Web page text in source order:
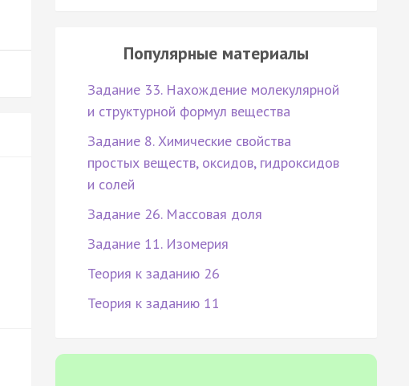
Популярные материалы
Задание 33. Нахождение молекулярной
и структурной формул вещества
Задание 8. Химические свойства
простых веществ, оксидов, гидроксидов
и солей
Задание 26. Массовая доля
Задание 11. Изомерия
Теория к заданию 26
Теория к заданию 11